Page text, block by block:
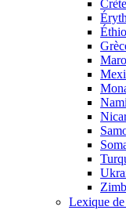
Crète
Lexique